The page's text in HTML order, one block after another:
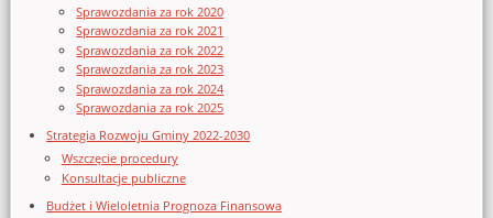
Sprawozdania za rok 2020
Sprawozdania za rok 2021
Sprawozdania za rok 2022
Sprawozdania za rok 2023
Sprawozdania za rok 2024
Sprawozdania za rok 2025
Strategia Rozwoju Gminy 2022-2030
Wszczęcie procedury
Konsultacje publiczne
Budżet i Wieloletnia Prognoza Finansowa